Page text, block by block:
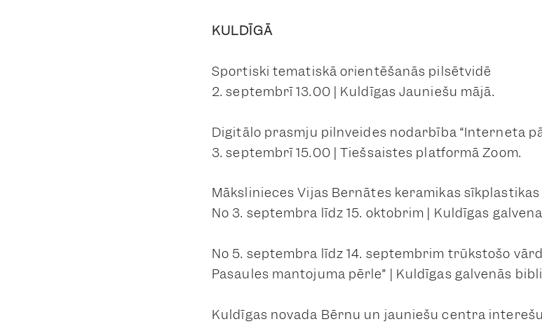
KULDĪGĀ
Sportiski tematiskā orientēšanās pilsētvidē
2. septembrī 13.00 | Kuldīgas Jauniešu mājā.
Digitālo prasmju pilnveides nodarbība “Interneta
3. septembrī 15.00 | Tiešsaistes platformā Zoom.
Mākslinieces Vijas Bernātes keramikas
No 3. septembra līdz 15. oktobrim | Kuldīgas
No 5. septembra līdz 14. septembrim trūkstošo
Pasaules mantojuma pērle” | Kuldīgas galvenās
Kuldīgas novada Bērnu un jauniešu centra